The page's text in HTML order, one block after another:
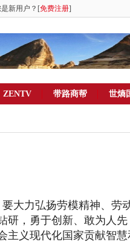
新用户？[免费注册]
ZENTV 带路商帮 世熵
大力弘扬劳模精神、劳
研，勇于创新、敢为人先
主义现代化国家贡献智慧